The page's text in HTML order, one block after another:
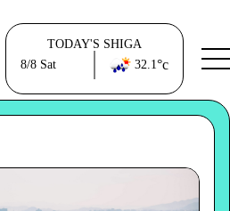
TODAY'S SHIGA
8/8 Sat 32.1°c